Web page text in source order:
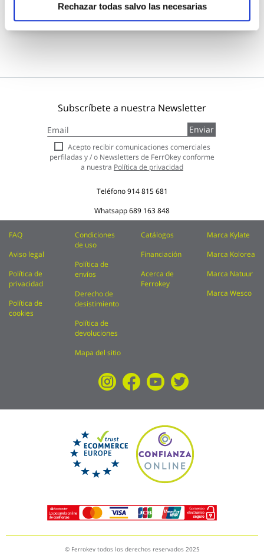
Rechazar todas salvo las necesarias
Añadir al carrito
Subscríbete a nuestra Newsletter
a
nuestro
boletín
de
Enviar
Acepto recibir comunicaciones comerciales
perfiladas y / o Newsletters de FerrOkey conforme
a nuestra Política de privacidad
Teléfono914 815 681
Whatsapp689 163 848
FAQ
Aviso legal
Política de
privacidad
Política de
cookies
Condiciones
de uso
Política de
envíos
Derecho de
desistimiento
Política de
devoluciones
Mapa del sitio
Catálogos
Financiación
Acerca de
Ferrokey
Marca Kylate
Marca Kolorea
Marca Natuur
Marca Wesco
© Ferrokey todos los derechos reservados 2025